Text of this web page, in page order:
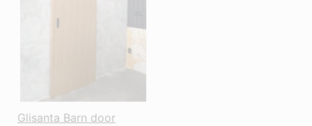
Glisanta Barn door